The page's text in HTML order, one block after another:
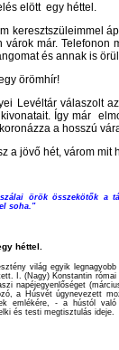
elött egy héttel.
keresztszüleimmel
várok már. Telefonon
és annak is
örömhír!
Levéltár válaszolt
Így már
a hosszú
a jövő hét, várom
örök összekötők a
soha."
héttel.
világ egyik legnagyobb
I. (Nagy) Konstantin
napéjegyenlőséget
a Húsvét úgynevezett
emlékére, - a hústól
és testi megtisztulás ideje.